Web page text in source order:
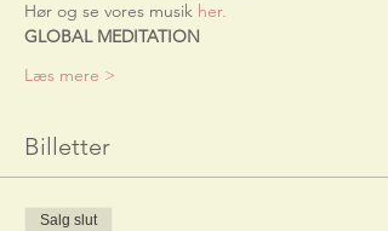
Hør og se vores musik her.
GLOBAL MEDITATION
Læs mere >
Billetter
Salg slut